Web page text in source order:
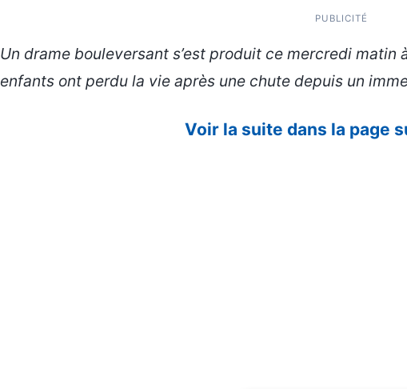
PUBLICITÉ
Un drame bouleversant s’est produit ce mercredi matin
enfants ont perdu la vie après une chute depuis un
Voir la suite dans la page